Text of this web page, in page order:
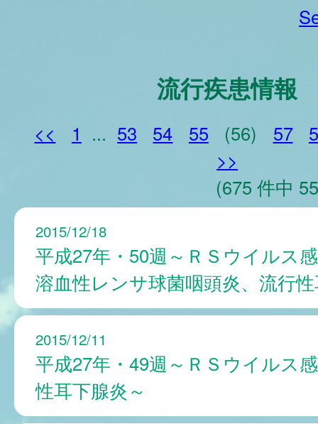
流行疾患情報
<< 1 ... 53 54 55 (56) 57
>>
(675 件中
2015/12/18
平成27年・50週～ＲＳウイルス
溶血性レンサ球菌咽頭炎、流行
2015/12/11
平成27年・49週～ＲＳウイルス
性耳下腺炎～